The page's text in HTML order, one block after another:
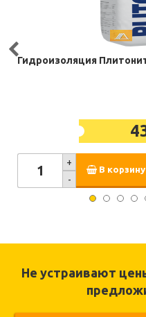
Гидроизоляция
+
-
В корзину
Не устраивают